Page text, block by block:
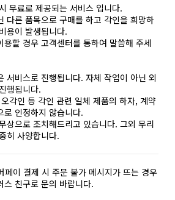
무료로 제공되는 서비스 입니다.
다른 품목으로 구매를 하고 각인을 희망하
용이 발생됩니다.
용할 경우 고객센터를 통하여 말씀해 주세
서비스로 진행됩니다. 자체 작업이 아닌 외
행됩니다.
각인 등 각인 관련 일체 제품의 하자, 계약
로 인정하지 않습니다.
상으로 조치해드리고 있습니다. 그외 무리
히 사양합니다.
페이 결제 시 주문 불가 메시지가 뜨는 경우
스 친구로 문의 바랍니다.